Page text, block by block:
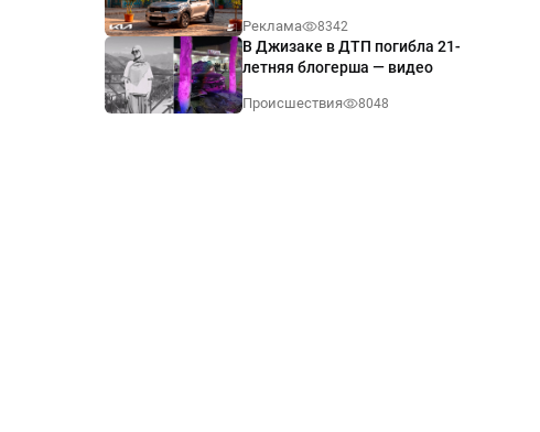
годовых
Реклама 8342
В Джизаке в ДТП погибла 21-
летняя блогерша — видео
Происшествия 8048